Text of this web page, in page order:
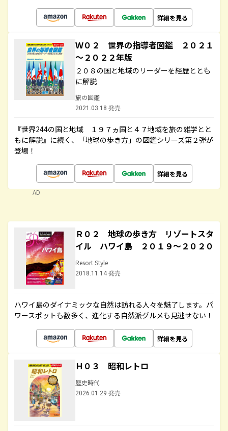
詳細を見る
Ｗ０２ 世界の指導者図鑑 ２０２１
～２０２２年版
２０８の国と地域のリーダーを経歴ととも
に解説
旅の図鑑
2021.03.18 発売
『世界244の国と地域 １９７ヵ国と４７地域を旅の雑学とと
もに解説』に続く、「地球の歩き方」の図鑑シリーズ第２弾が
登場！
詳細を見る
AD
Ｒ０２ 地球の歩き方 リゾートスタ
イル ハワイ島 ２０１９～２０２０
Resort Style
2018.11.14 発売
ハワイ島のダイナミックな自然は訪れる人々を魅了します。パ
ワースポットも数多く、進化する自然派グルメも見逃せない！
詳細を見る
Ｈ０３ 昭和レトロ
歴史時代
2026.01.29 発売